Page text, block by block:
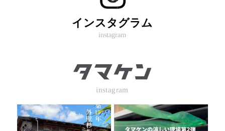
インスタグラム
instagram
instagram